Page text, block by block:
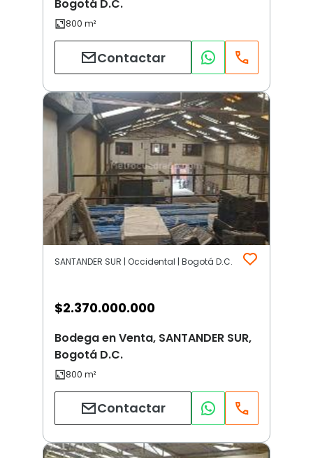
Bogotá D.C.
Contactar
SANTANDER SUR | Occidental | Bogotá D.C.
$2.370.000.000
Bodega en Venta, SANTANDER SUR,
Bogotá D.C.
Contactar